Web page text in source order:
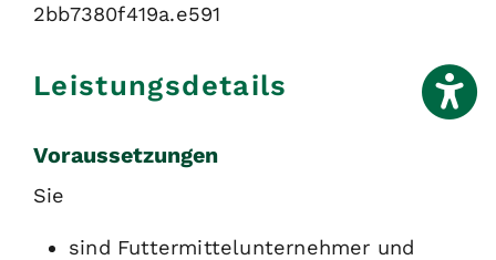
2bb7380f419a.e591
Leistungsdetails
Voraussetzungen
Sie
sind Futtermittelunternehmer und